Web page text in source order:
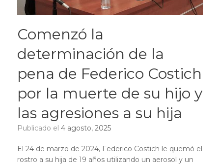
Comenzó la
determinación de la
pena de Federico Costich
por la muerte de su hijo y
las agresiones a su hija
Publicado el 4 agosto, 2025
El 24 de marzo de 2024, Federico Costich le quemó el
rostro a su hija de 19 años utilizando un aerosol y un